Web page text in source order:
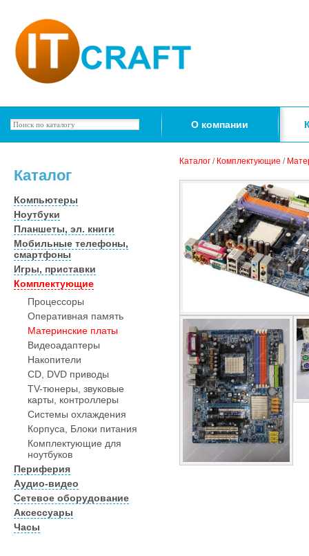
О компании
Каталог
Компьютеры
Ноутбуки
Планшеты, эл. книги
Мобильные телефоны,
смартфоны
Игры, приставки
Комплектующие
Процессоры
Оперативная память
Материнские платы
Видеоадаптеры
Накопители
CD, DVD приводы
TV-тюнеры, звуковые
карты, контроллеры
Системы охлаждения
Корпуса, Блоки питания
Комплектующие для
ноутбуков
Периферия
Аудио-видео
Сетевое оборудование
Аксессуары
Часы
Каталог / Комплектующие /